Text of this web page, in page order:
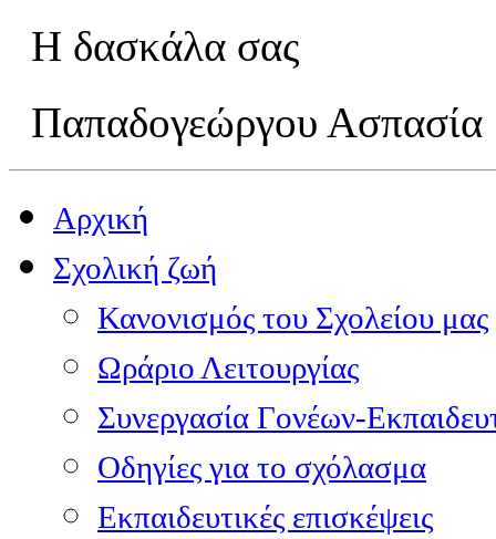
Η δασκάλα σας
Παπαδογεώργου Ασπασία
Αρχική
Σχολική ζωή
Κανονισμός του Σχολείου μας
Ωράριο Λειτουργίας
Συνεργασία Γονέων-
Οδηγίες για το σχόλασμα
Εκπαιδευτικές επισκέψεις